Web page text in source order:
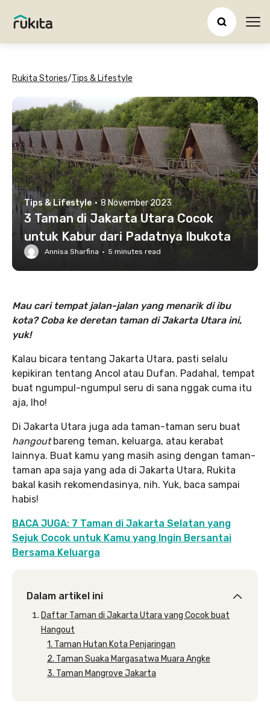
Rukita Stories/Tips & Lifestyle
Tips & Lifestyle · 8 November 2023
3 Taman di Jakarta Utara Cocok
untuk Kabur dari Padatnya Ibukota
Annisa Sharfina · 5 minutes read
Mau cari tempat jalan-jalan yang menarik di ibu
kota? Coba ke deretan taman di Jakarta Utara ini,
yuk!
Kalau bicara tentang Jakarta Utara, pasti selalu
kepikiran tentang Ancol atau Dufan. Padahal, tempat
buat ngumpul-ngumpul seru di sana nggak cuma itu
aja, lho!
Di Jakarta Utara juga ada taman-taman seru buat
hangoutbareng teman, keluarga, atau kerabat
lainnya. Buat kamu yang masih asing dengan taman-
taman apa saja yang ada di Jakarta Utara, Rukita
bakal kasih rekomendasinya, nih. Yuk, baca sampai
habis!
BACA JUGA: 7 Taman di Jakarta Selatan yang
Sejuk Cocok untuk Kamu yang Ingin Bersantai
Bersama Keluarga
Dalam artikel ini
Daftar Taman di Jakarta Utara yang Cocok buat
Hangout
1. Taman Hutan Kota Penjaringan
2. Taman Suaka Margasatwa Muara Angke
3. Taman Mangrove Jakarta